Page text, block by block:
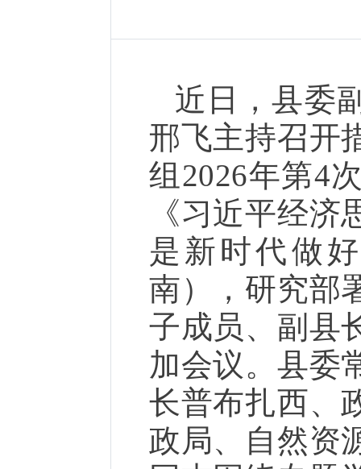
近日，县委
邢飞主持召开
组2026年第4
《习近平经
是新时代做
南），研究部
子成员、副县
加会议。县委
长普布扎西、
政局、自然资